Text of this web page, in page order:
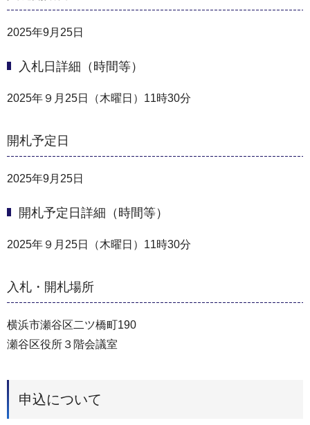
2025年9月25日
入札日詳細（時間等）
2025年９月25日（木曜日）11時30分
開札予定日
2025年9月25日
開札予定日詳細（時間等）
2025年９月25日（木曜日）11時30分
入札・開札場所
横浜市瀬谷区二ツ橋町190
瀬谷区役所３階会議室
申込について